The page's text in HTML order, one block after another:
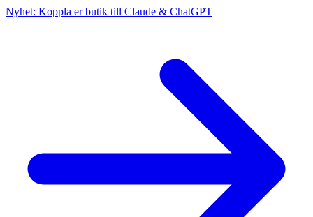
Nyhet: Koppla er butik till Claude & ChatGPT